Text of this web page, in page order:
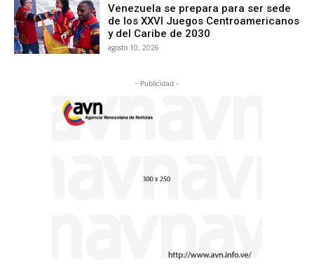
Venezuela se prepara para ser sede
de los XXVI Juegos Centroamericanos
y del Caribe de 2030
agosto 10, 2026
- Publicidad -